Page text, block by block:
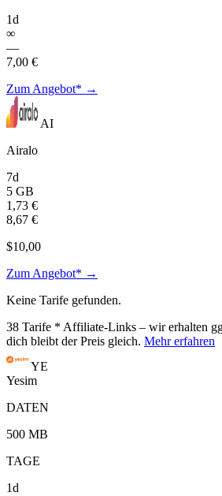
1d
∞
—
7,00 €
Zum Angebot* →
AI
Airalo
7d
5 GB
1,73 €
8,67 €
$10,00
Zum Angebot* →
Keine Tarife gefunden.
38 Tarife * Affiliate-Links – wir erhalten
dich bleibt der Preis gleich. Mehr erfahren
YE
Yesim
DATEN
500 MB
TAGE
1d